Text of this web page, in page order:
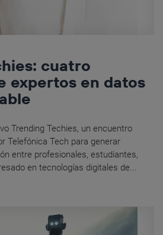
cuatro
expertos en datos
Trending Techies, un encuentro
Telefónica Tech para generar
entre profesionales, estudiantes,
en tecnologías digitales de...